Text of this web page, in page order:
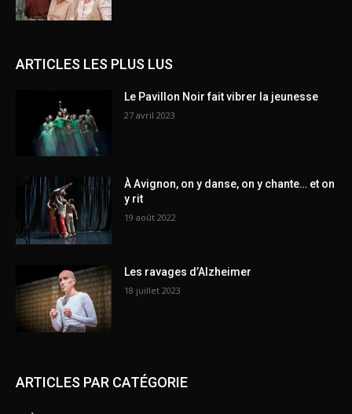
ARTICLES LES PLUS LUS
Le Pavillon Noir fait vibrer la jeunesse
27 avril 2023
À Avignon, on y danse, on y chante… et on
y rit
19 août 2022
Les ravages d’Alzheimer
18 juillet 2023
ARTICLES PAR CATÉGORIE